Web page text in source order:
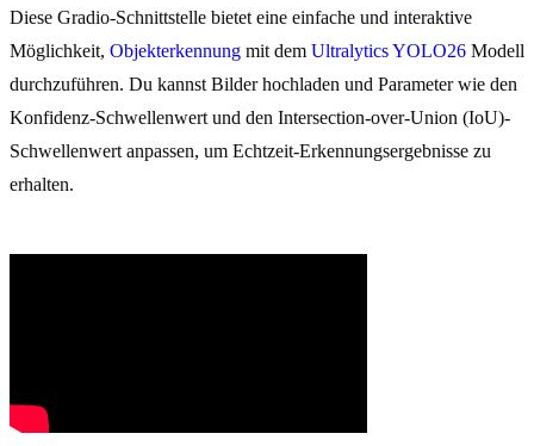
Diese Gradio-Schnittstelle bietet eine einfache und interaktive
Möglichkeit, Objekterkennung mit dem Ultralytics YOLO26 Modell
durchzuführen. Du kannst Bilder hochladen und Parameter wie den
Konfidenz-Schwellenwert und den Intersection-over-Union (IoU)-
Schwellenwert anpassen, um Echtzeit-Erkennungsergebnisse zu
erhalten.